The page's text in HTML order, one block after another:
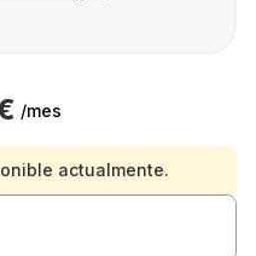
/mes
actualmente.